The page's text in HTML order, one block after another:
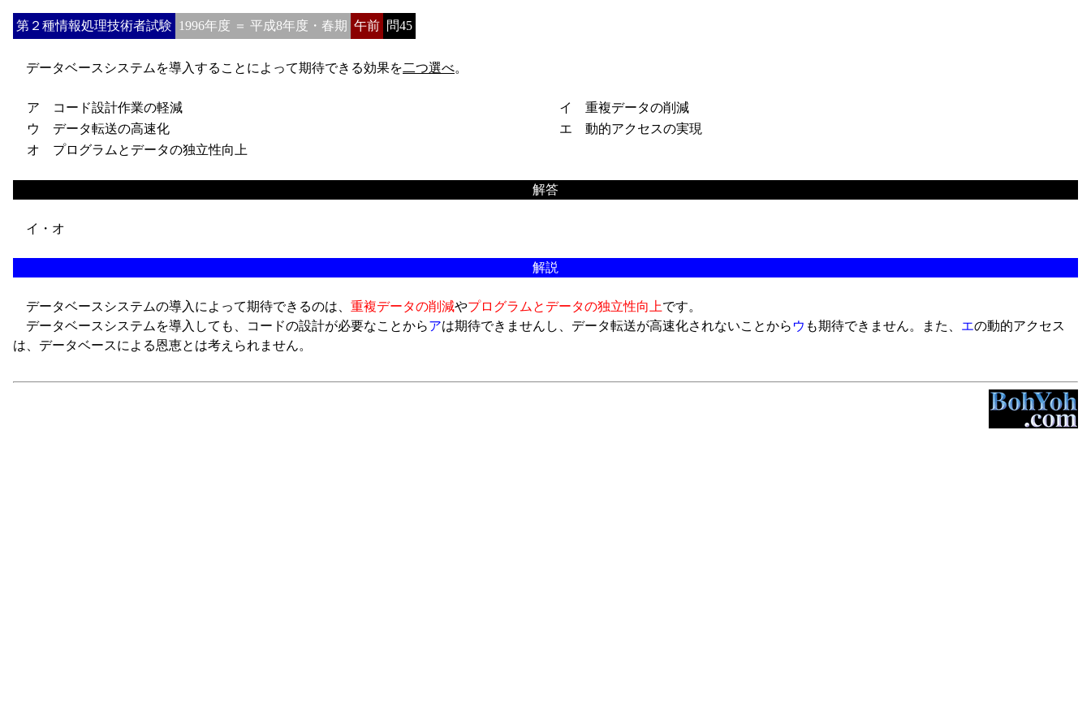
第２種情報処理技術者試験 1996年度 ＝ 平成8年度・春期 午前 問45
データベースシステムを導入することによって期待できる効果を二つ選べ。
ア コード設計作業の軽減
イ 重複データの削減
ウ データ転送の高速化
エ 動的アクセスの実現
オ プログラムとデータの独立性向上
解答
イ・オ
解説
データベースシステムの導入によって期待できるのは、 重複データの削減やプログラムとデータの独立性向上です。
データベースシステムを導入しても、コードの設計が必要なことからアは期待できませんし、データ転送が高速化されないことから ウ も期待できません。また、 エの動的アクセス
は、データベースによる恩恵とは考えられません。